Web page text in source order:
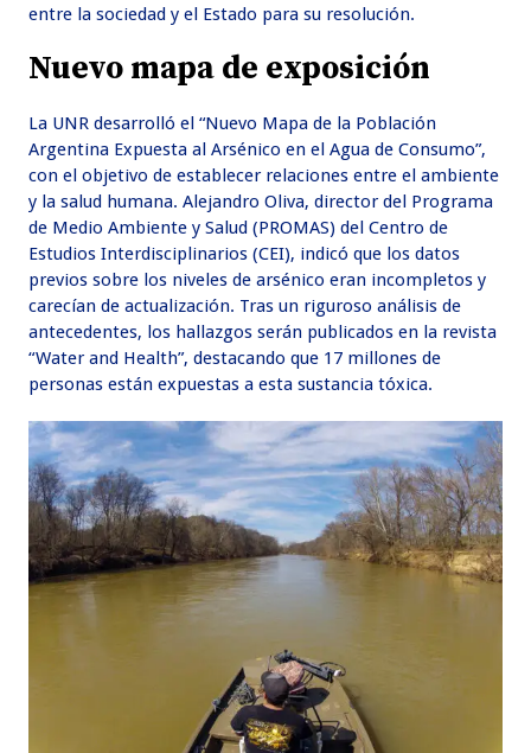
entre la sociedad y el Estado para su resolución.
Nuevo mapa de exposición
La UNR desarrolló el “Nuevo Mapa de la Población
Argentina Expuesta al Arsénico en el Agua de Consumo”,
con el objetivo de establecer relaciones entre el ambiente
y la salud humana. Alejandro Oliva, director del Programa
de Medio Ambiente y Salud (PROMAS) del Centro de
Estudios Interdisciplinarios (CEI), indicó que los datos
previos sobre los niveles de arsénico eran incompletos y
carecían de actualización. Tras un riguroso análisis de
antecedentes, los hallazgos serán publicados en la revista
“Water and Health”, destacando que 17 millones de
personas están expuestas a esta sustancia tóxica.